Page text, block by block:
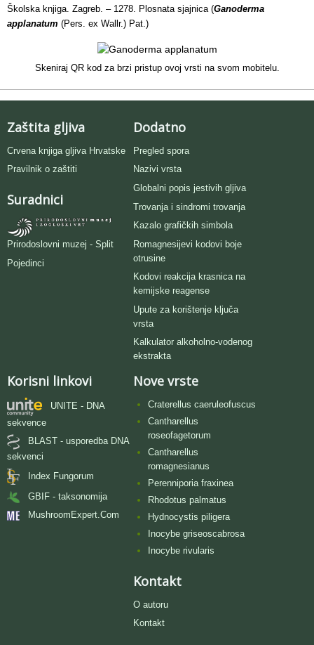
Školska knjiga. Zagreb. – 1278. Plosnata sjajnica (Ganoderma
applanatum (Pers. ex Wallr.) Pat.)
Skeniraj QR kod za brzi pristup ovoj vrsti na svom mobitelu.
Zaštita gljiva
Crvena knjiga gljiva Hrvatske
Pravilnik o zaštiti
Suradnici
Prirodoslovni muzej - Split
Pojedinci
Dodatno
Pregled spora
Nazivi vrsta
Globalni popis jestivih gljiva
Trovanja i sindromi trovanja
Kazalo grafičkih simbola
Romagnesijevi kodovi boje
otrusine
Kodovi reakcija krasnica na
kemijske reagense
Upute za korištenje ključa
vrsta
Kalkulator alkoholno-vodenog
ekstrakta
Korisni linkovi
UNITE - DNA
sekvence
BLAST - usporedba DNA
sekvenci
Index Fungorum
GBIF - taksonomija
MushroomExpert.Com
Nove vrste
Craterellus caeruleofuscus
Cantharellus
roseofagetorum
Cantharellus
romagnesianus
Perenniporia fraxinea
Rhodotus palmatus
Hydnocystis piligera
Inocybe griseoscabrosa
Inocybe rivularis
Kontakt
O autoru
Kontakt